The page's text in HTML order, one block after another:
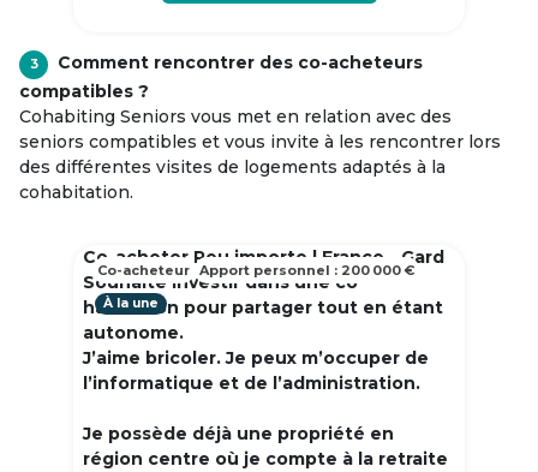
3
Comment rencontrer des co-acheteurs
compatibles ?
Cohabiting Seniors vous met en relation avec des
seniors compatibles et vous invite à les rencontrer lors
des différentes visites de logements adaptés à la
cohabitation.
Co-acheter Peu importe | France - Gard
Souhaite investir dans une co
habitation pour partager tout en étant
autonome.
J’aime bricoler. Je peux m’occuper de
l’informatique et de l’administration.
Je possède déjà une propriété en
région centre où je compte à la retraite
À la une
Co-acheteur Apport personnel : 200 000 €